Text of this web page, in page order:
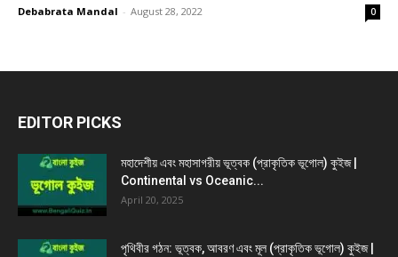
Debabrata Mandal - August 28, 2022 0
EDITOR PICKS
মহাদেশীয় এবং মহাসাগরীয় ভূত্বক (প্রাকৃতিক ভূগোল) কুইজ |
Continental vs Oceanic...
April 20, 2025
পৃথিবীর গঠন: ভূত্বক, আবরণ এবং মূল (প্রাকৃতিক ভূগোল) কুইজ |